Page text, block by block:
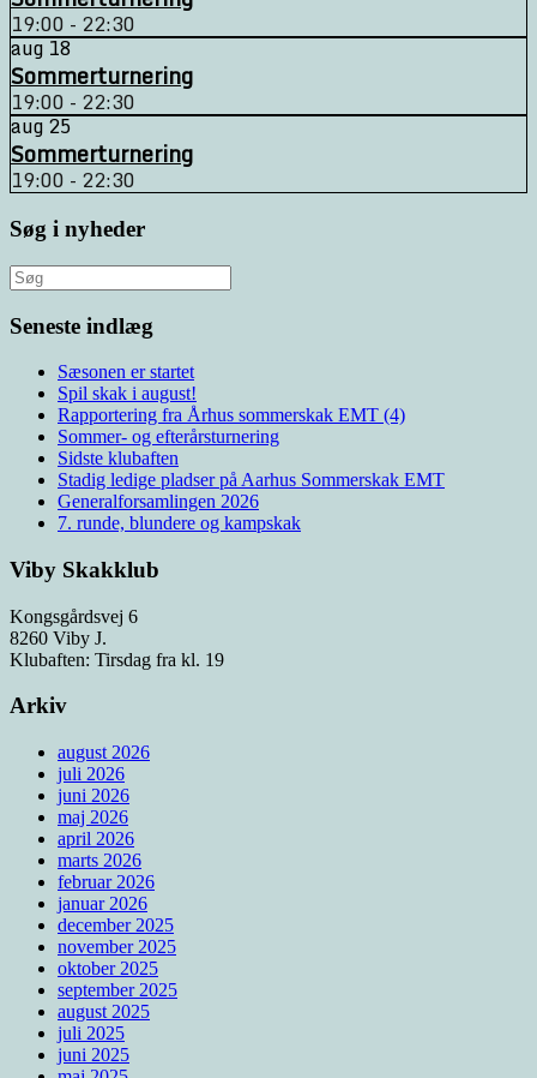
19:00 - 22:30
aug18
Sommerturnering
19:00 - 22:30
aug25
Sommerturnering
19:00 - 22:30
Søg i nyheder
Søg
efter:
Seneste indlæg
Sæsonen er startet
Spil skak i august!
Rapportering fra Århus sommerskak EMT (4)
Sommer- og efterårsturnering
Sidste klubaften
Stadig ledige pladser på Aarhus Sommerskak EMT
Generalforsamlingen 2026
7. runde, blundere og kampskak
Viby Skakklub
Kongsgårdsvej 6
8260 Viby J.
Klubaften: Tirsdag fra kl. 19
Arkiv
august 2026
juli 2026
juni 2026
maj 2026
april 2026
marts 2026
februar 2026
januar 2026
december 2025
november 2025
oktober 2025
september 2025
august 2025
juli 2025
juni 2025